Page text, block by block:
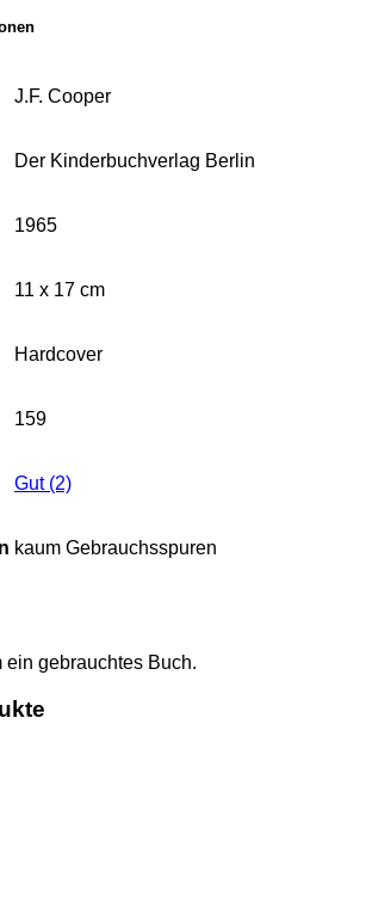
J.F. Cooper
Der Kinderbuchverlag Berlin
1965
11 x 17 cm
Hardcover
159
Gut (2)
kaum Gebrauchsspuren
ein gebrauchtes Buch.